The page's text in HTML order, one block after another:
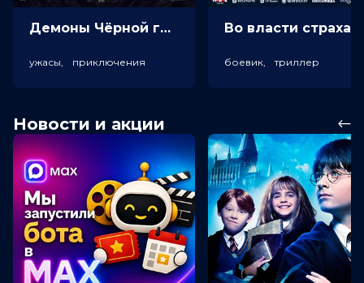
Демоны Чёрной горы (18+)
ужасы, приключения боевик, триллер
Новости и акции